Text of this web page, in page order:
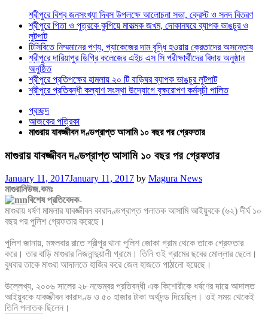
শ্রীপুরে বিশ্ব জনসংখ্যা দিবস উপলক্ষে আলোচনা সভা, ক্রেস্ট ও সনদ বিতরণ
শ্রীপুরে পিতা ও পুত্রকে কুপিয়ে মারাত্মক জখম, দোকানঘরে ব্যাপক ভাঙচুর ও
লুটপাট
টিসিবিতে নিম্মমানের পণ্য, প্যাকেজের দাম বৃদ্ধি হওয়ায় ক্রেতাদের অসন্তোষ
শ্রীপুরে দারিয়াপুর ডিগ্রি কলেজের এইচ এস সি পরীক্ষার্থীদের বিদায় অনুষ্ঠান
অনুষ্ঠিত
শ্রীপুরে প্রতিপক্ষের হামলায় ২০ টি বাড়িঘর ব্যাপক ভাঙচুর লুটপাট
শ্রীপুরে প্রতিবন্ধী কল্যাণ সংস্থা উদ্যোগে বৃক্ষরোপণ কর্মসূচী পালিত
প্রচ্ছদ
আজকের পত্রিকা
মাগুরায় যাবজ্জীবন দণ্ডপ্রাপ্ত আসামি ১০ বছর পর গ্রেফতার
মাগুরায় যাবজ্জীবন দণ্ডপ্রাপ্ত আসামি ১০ বছর পর গ্রেফতার
Posted
on
January 11, 2017January 11, 2017 by Magura News
মাগুরানিউজ.কমঃ
বিশেষ প্রতিবেদক-
মাগুরায় ধর্ষণ মামলার যাবজ্জীবন কারাদণ্ডপ্রাপ্ত পলাতক আসামি আইয়ুবকে (৬২) দীর্ঘ ১০
বছর পর পুলিশ গ্রেফতার করেছে।
পুলিশ জানায়, মঙ্গলবার রাতে শ্রীপুর থানা পুলিশ জোকা গ্রাম থেকে তাকে গ্রেফতার
করে। তার বাড়ি মাগুরার নিজনান্দুয়ালী গ্রামে। তিনি ওই গ্রামের ছবের মোল্লার ছেলে।
বুধবার তাকে মাগুরা আদালতে হাজির করে জেল হাজতে পাঠানো হয়েছে।
উল্লেখ্য, ২০০৬ সালের ২৮ নভেম্বর প্রতিবন্ধী এক কিশোরীকে ধর্ষণের দায়ে আদালত
আইয়ুবকে যাবজ্জীবন কারাদণ্ড ও ৫০ হাজার টাকা অর্থদন্ড দিয়েছিল। ওই সময় থেকেই
তিনি পলাতক ছিলেন।